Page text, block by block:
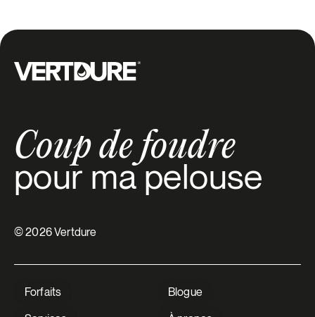
Franklin
Godmanchester
Hampstead
Havelock
Groupe Vertdure
Coup de foudre
pour ma pelouse
Forfaits
Blogue
© 2026 Vertdure